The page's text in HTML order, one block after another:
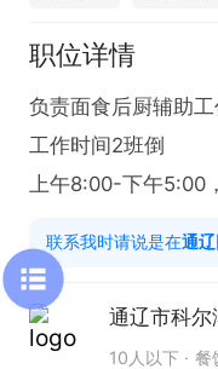
职位详情
负责面食后厨辅助工
工作时间2班倒
上午8:00-下午5:00
联系我时请说是在通
10人以下 餐